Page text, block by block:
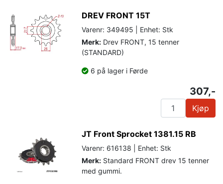
DREV FRONT 15T
Varenr: 349495 | Enhet: Stk
Merk: Drev FRONT, 15 tenner
(STANDARD)
6 på lager i Førde
307,-
Kjøp
JT Front Sprocket 1381.15 RB
Varenr: 616138 | Enhet: Stk
Merk: Standard FRONT drev 15 tenner
med gummi.